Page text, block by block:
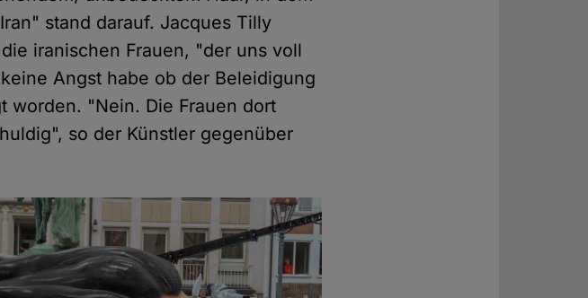
stand darauf. Jacques Tilly
iranischen Frauen, "der uns voll
Angst habe ob der Beleidigung
worden. "Nein. Die Frauen dort
so der Künstler gegenüber